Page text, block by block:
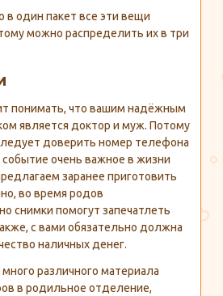
в один пакет все эти вещи
можно распределить их в три
понимать, что вашим надёжным
является доктор и муж. Потому
доверить номер телефона
событие очень важное в жизни
заранее приготовить
во время родов
снимки помогут запечатлеть
с вами обязательно должна
наличных денег.
много различного материала
в родильное отделение,